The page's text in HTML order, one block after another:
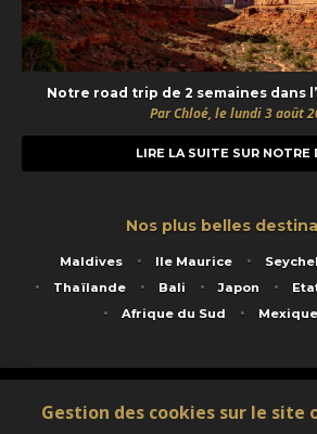
Notre road trip de 2 semaines dans
Par Chloé, le lundi 3 août
LIRE LA SUITE SUR NOTRE
Nos plus belles
Maldives Ile Maurice
Thaïlande
Bali Japon
Afrique du Sud
Mexique
Service animé par Nautil Voyages - 22 rue Georges
au capital de 155 696 euros - RCS Paris B 423 671
Gestion des cookies sur le site